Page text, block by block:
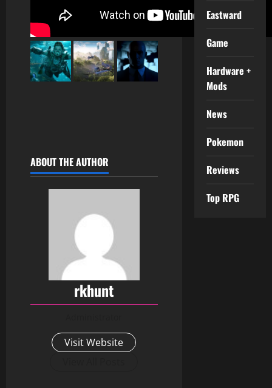
ABOUT THE AUTHOR
rkhunt
Visit Website
Eastward
Game
Hardware +
Mods
News
Pokemon
Reviews
Top RPG